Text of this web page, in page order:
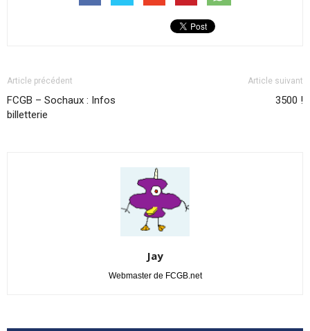
Article précédent
FCGB – Sochaux : Infos
billetterie
Article suivant
3500 !
Jay
Webmaster de FCGB.net